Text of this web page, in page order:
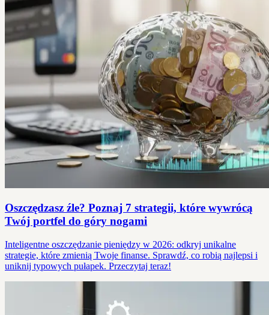
Oszczędzasz źle? Poznaj 7 strategii, które wywrócą
Twój portfel do góry nogami
Inteligentne oszczędzanie pieniędzy w 2026: odkryj unikalne
strategie, które zmienią Twoje finanse. Sprawdź, co robią najlepsi i
uniknij typowych pułapek. Przeczytaj teraz!